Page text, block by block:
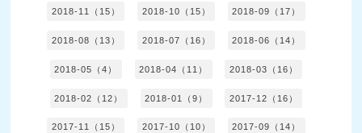
2018-11（15） 2018-10（15） 2018-09（17）
2018-08（13） 2018-07（16） 2018-06（14）
2018-05（4） 2018-04（11） 2018-03（16）
2018-02（12） 2018-01（9） 2017-12（16）
2017-11（15） 2017-10（10） 2017-09（14）